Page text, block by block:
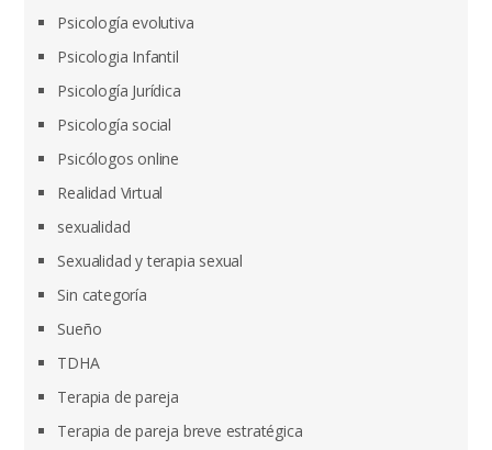
Psicología evolutiva
Psicologia Infantil
Psicología Jurídica
Psicología social
Psicólogos online
Realidad Virtual
sexualidad
Sexualidad y terapia sexual
Sin categoría
Sueño
TDHA
Terapia de pareja
Terapia de pareja breve estratégica